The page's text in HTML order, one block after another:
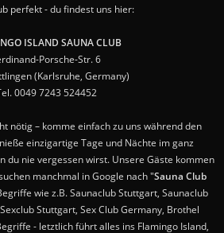
perfekt - du findest uns hier:
ISLAND SAUNA CLUB
Porsche-Str. 6
(Karlsruhe, Germany)
0049 7243 524452
nötig – komme einfach zu uns während den
einzigartige Tage und Nächte im ganz
du nie vergessen wirst. Unsere Gäste kommen
manchmal in Google nach "Sauna Club
wie z.B. Saunaclub Stuttgart, Saunaclub
Stuttgart, Sex Club Germany, Brothel
- letztlich führt alles ins Flamingo Island,